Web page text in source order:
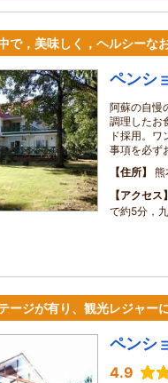
で，美味しく，ヘルシーな
ペンシ
阿蘇の自慢
調理したお
ド採用。
事項を必ず
住所
熊
アクセス
で約5分，
ージが有り、観光レジャー
ペンシ
4.9